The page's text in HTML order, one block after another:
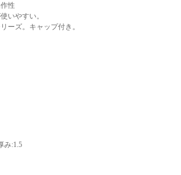
性
いやすい。
ーズ。キャップ付き。
み:1.5